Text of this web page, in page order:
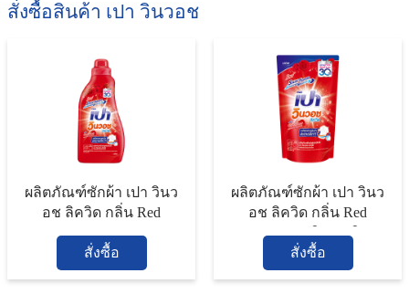
สั่งซื้อสินค้า เปา วินวอช
ผลิตภัณฑ์ซักผ้า เปา วินว
อช ลิควิด กลิ่น Red
Blossom ขนาด 850 มล.
สั่งซื้อ
ผลิตภัณฑ์ซักผ้า เปา วินว
อช ลิควิด กลิ่น Red
Blossom (ชนิดถุงเติม)
ขนาด 700 มล.
สั่งซื้อ